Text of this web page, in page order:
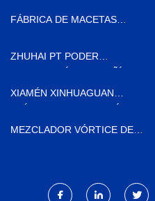
FÁBRICA DE MACETAS
ZHUHAI PT PODER
LIMITADO
XIAMÉN XINHUAGUAN
LIMITADO.
MEZCLADOR VÓRTICE DE